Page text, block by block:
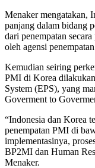
Menaker mengatakan,
panjang dalam bidang
dari penempatan
oleh agensi
Kemudian seiring
PMI di Korea
System (EPS), yang
Goverment to
“Indonesia dan Korea
penempatan PMI di
implementasinya,
BP2MI dan Human
Menaker.